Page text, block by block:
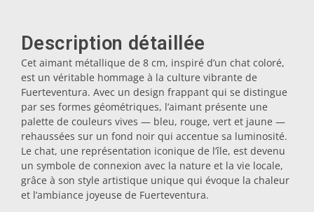
Sous-verres
Bouchons
Huiliers
Dessous-de-plat
Description détaillée
Cet aimant métallique de 8 cm, inspiré d’un chat coloré,
est un véritable hommage à la culture vibrante de
Fuerteventura. Avec un design frappant qui se distingue
par ses formes géométriques, l’aimant présente une
palette de couleurs vives — bleu, rouge, vert et jaune —
rehaussées sur un fond noir qui accentue sa luminosité.
Le chat, une représentation iconique de l’île, est devenu
un symbole de connexion avec la nature et la vie locale,
grâce à son style artistique unique qui évoque la chaleur
et l’ambiance joyeuse de Fuerteventura.